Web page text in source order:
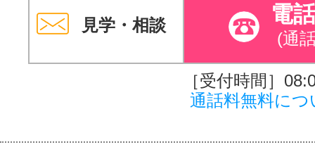
見学・相談 電
(通
［受付時間］
通話料無料につ